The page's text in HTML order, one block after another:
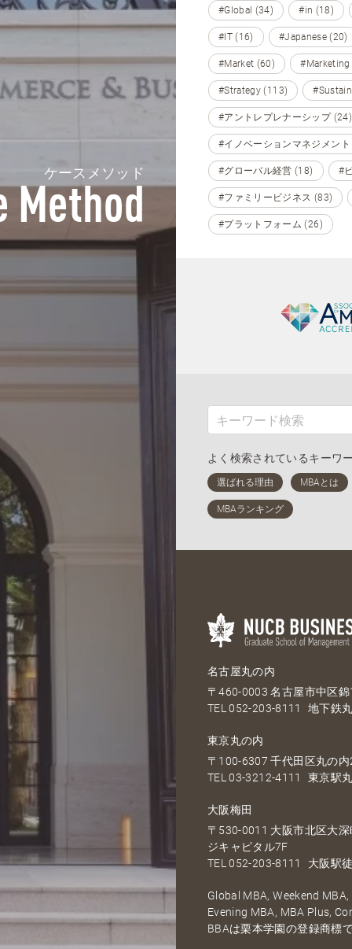
ケースメソッド
Method
#Global (34) #in (18)
#IT (16) #Japanese (20)
#Market (60)
#Strategy (113)
#アントレプレナーシップ (24)
#イノベーションマネジメン
#グローバル経営 (18) #
#ファミリービジネス (83)
#プラットフォーム (26)
よく検索されているキーワ
名古屋丸の内
〒460-0003 名古屋市中区
TEL052-203-8111 地下鉄
東京丸の内
〒100-6307 千代田区丸の
TEL03-3212-4111 東京駅
大阪梅田
〒530-0011 大阪市北区大
ジキャピタル7F
TEL052-203-8111 大阪駅
Global MBA, Weekend
Evening MBA, MBA Plus,
BBAは栗本学園の登録商標